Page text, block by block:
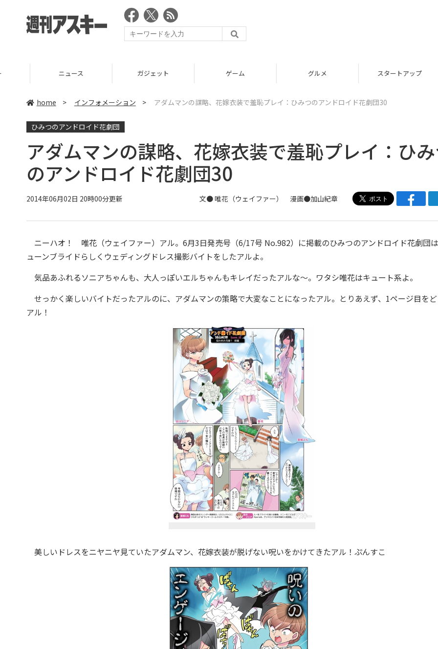
ガジェット スタートアップ
home > インフォメーション > アダムマンの謀略、花嫁衣装で羞恥プレイ：ひみつのアンドロイド花劇団30
ひみつのアンドロイド花劇団
アダムマンの謀略、花嫁衣装で羞恥プレイ：ひ
のアンドロイド花劇団30
2014年06月02日 20時00分更新 文● 唯花（ウェイファー） 漫画●加山紀章
ニーハオ！ 唯花（ウェイファー）アル。 6月3日発売号（6/17号 No.982）に掲載のひみつのアンドロイド花劇団
ューンブライドらしくウェディングドレス撮影バイトをしたアルよ。
気品あふれるソニアちゃんも、大人っぽいエルちゃんもキレイだったアルな〜。ワタシ唯花はキュート系よ。
せっかく楽しいバイトだったアルのに、 アダムマンの策略で大変なことになったアル。とりあえず、1ページ目を
アル！
美しいドレスをニヤニヤ見ていたアダムマン、花嫁衣装が脱げない呪いをかけてきたアル！ぷんすこ